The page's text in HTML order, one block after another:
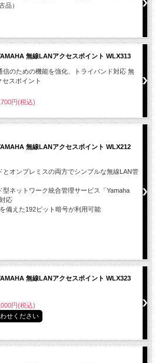
品）
無線LANアクセスポイント WLX313
信のための機能を強化、トライバンド対応 無
セスポイント
円(税込)
無線LANアクセスポイント WLX212
とオンプレミスの両方でシンプルな無線LAN管
型ネットワーク統合管理サービス「Yamaha
応
備えた192ビット暗号が利用可能
無線LANアクセスポイント WLX323
円(税込)
せください